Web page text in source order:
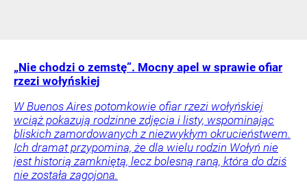
„Nie chodzi o zemstę”. Mocny apel w sprawie ofiar
rzezi wołyńskiej
W Buenos Aires potomkowie ofiar rzezi wołyńskiej
wciąż pokazują rodzinne zdjęcia i listy, wspominając
bliskich zamordowanych z niezwykłym okrucieństwem.
Ich dramat przypomina, że dla wielu rodzin Wołyń nie
jest historią zamkniętą, lecz bolesną raną, która do dziś
nie została zagojona.